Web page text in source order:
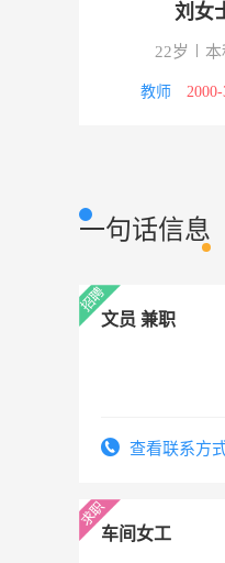
刘女
22岁 本
教师
一句话信息
文员 兼职
查看联系方
车间女工